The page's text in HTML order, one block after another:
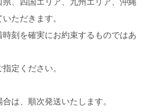
ただきます。
刻を確実にお約束するものではあ
定ください。
は、順次発送いたします。